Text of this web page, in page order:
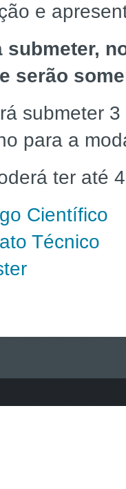
e
submeter,
serão
submeter
para a
ter até
Científico
Técnico